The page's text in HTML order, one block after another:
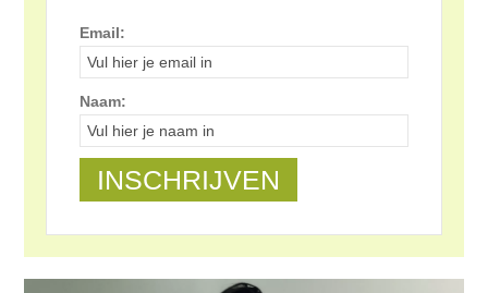
Email:
Naam: